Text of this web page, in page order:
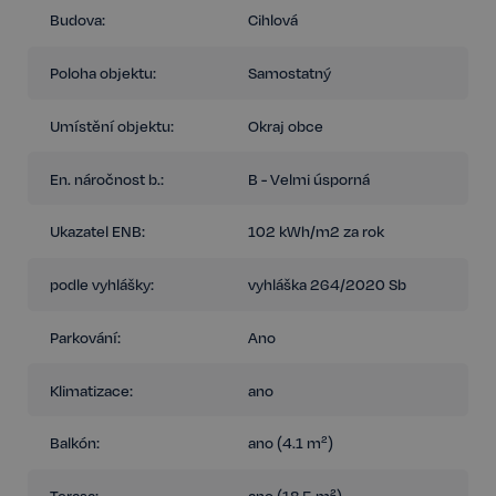
Budova: Cihlová
Poloha objektu: Samostatný
Umístění objektu: Okraj obce
En. náročnost b.: B - Velmi úsporná
Ukazatel ENB: 102 kWh/m2 za rok
podle vyhlášky: vyhláška 264/2020 Sb
Parkování: Ano
Klimatizace: ano
Balkón: ano (4.1 m²)